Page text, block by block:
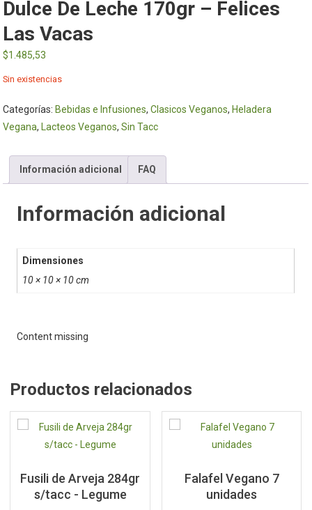
Dulce De Leche 170gr – Felices
Las Vacas
$1.485,53
Sin existencias
Categorías: Bebidas e Infusiones,Clasicos Veganos, Heladera
Vegana, Lacteos Veganos,Sin Tacc
Información adicional FAQ
Información adicional
Dimensiones
10 × 10 × 10 cm
Content missing
Productos relacionados
Fusili de Arveja 284gr
s/tacc - Legume
Falafel Vegano 7
unidades